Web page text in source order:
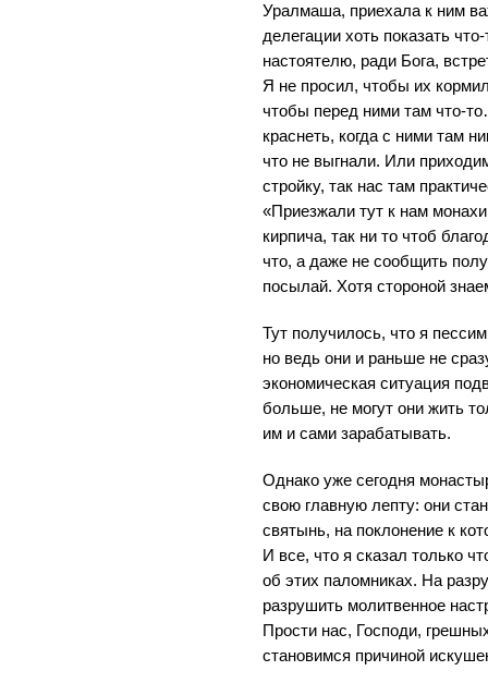
Уралмаша, приехала к ним
делегации хоть показать
настоятелю, ради Бога,
Я не просил, чтобы их
чтобы перед ними там что-
краснеть, когда с ними там
что не выгнали. Или
стройку, так нас там
«Приезжали тут к нам
кирпича, так ни то чтоб
что, а даже не сообщить
посылай. Хотя стороной
Тут получилось, что я
но ведь они и раньше не
экономическая ситуация
больше, не могут они жить
им и сами зарабатывать.
Однако уже сегодня
свою главную лепту: они
святынь, на поклонение к
И все, что я сказал только
об этих паломниках. На
разрушить молитвенное
Прости нас, Господи,
становимся причиной